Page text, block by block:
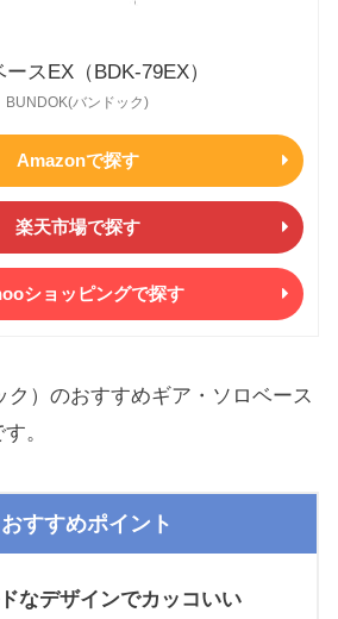
ースEX（BDK-79EX）
BUNDOK(バンドック)
Amazonで探す
楽天市場で探す
ショッピングで探す
ク）のおすすめギア・ソロベース
。
おすすめポイント
なデザインでカッコいい